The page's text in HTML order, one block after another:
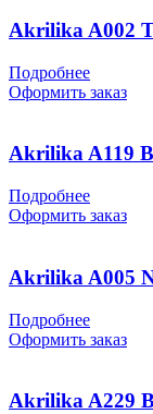
Akrilika A002
Подробнее
Оформить заказ
Akrilika A119
Подробнее
Оформить заказ
Akrilika A005
Подробнее
Оформить заказ
Akrilika A229